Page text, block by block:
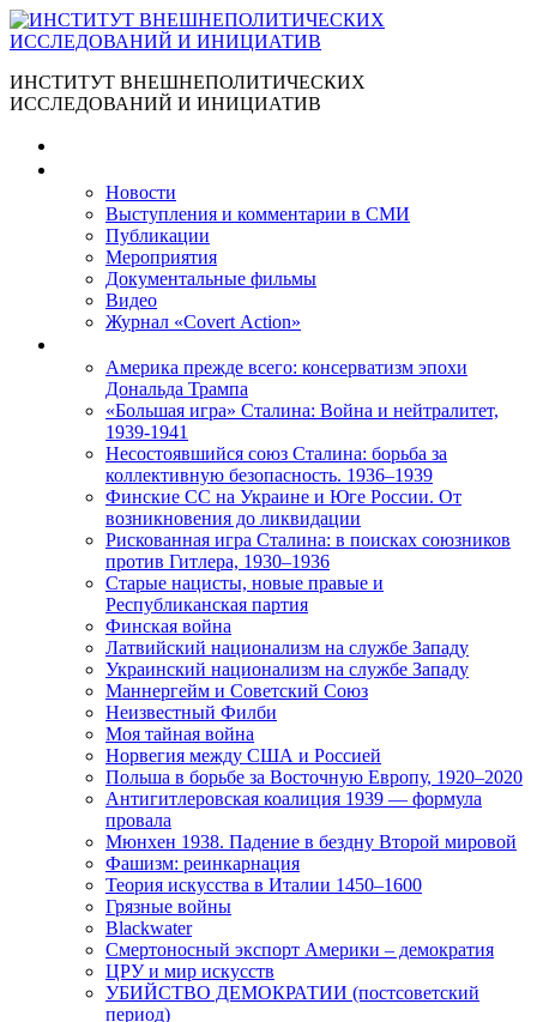
ИНСТИТУТ ВНЕШНЕПОЛИТИЧЕСКИХ
ИССЛЕДОВАНИЙ И ИНИЦИАТИВ
Новости
Выступления и коммента­рии в СМИ
Публикации
Мероприятия
Документальные фильмы
Видео
Журнал «Covert Action»
Америка прежде всего: консерватизм эпохи
Дональда Трампа
«Большая игра» Сталина: Война и нейтралитет,
1939-1941
Несостоявшийся союз Сталина: борьба за
коллективную безопасность. 1936–1939
Финские СС на Украине и Юге России. От
возникновения до ликвидации
Рискованная игра Сталина: в поисках союзников
против Гитлера, 1930–1936
Старые нацисты, новые правые и
Республиканская партия
Финская война
Латвийский национализм на службе Западу
Украинский национализм на службе Западу
Маннергейм и Советский Союз
Неизвестный Филби
Моя тайная война
Норвегия между США и Россией
Польша в борьбе за Восточную Европу, 1920–2020
Антигитлеровская коалиция 1939 — формула
провала
Мюнхен 1938. Падение в бездну Второй мировой
Фашизм: реинкарнация
Теория искусства в Италии 1450–1600
Грязные войны
Blackwater
Смертоносный экспорт Америки – демократия
ЦРУ и мир искусств
УБИЙСТВО ДЕМОКРАТИИ (постсоветский
период)